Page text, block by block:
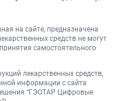
на сайте, предназначена
средств не могут
самостоятельного
лекарственных средств,
информации с сайта
“ГЭОТАР Цифровые